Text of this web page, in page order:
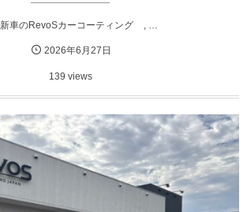
新車のRevoSカーコーティング
2026年6月27日
139 views